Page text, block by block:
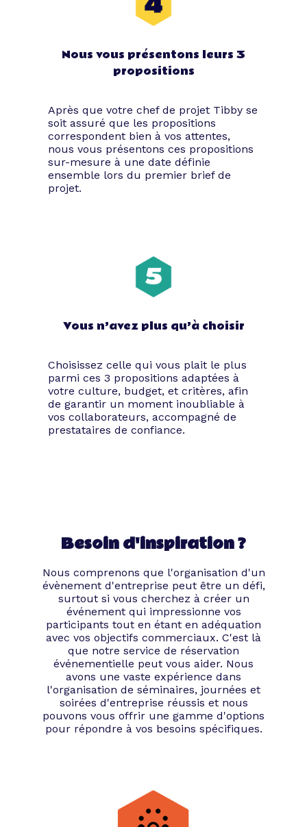
Nous vous présentons leurs 3
propositions
Après que votre chef de projet Tibby se
soit assuré que les propositions
correspondent bien à vos attentes,
nous vous présentons ces propositions
sur-mesure à une date définie
ensemble lors du premier brief de
projet.
Vous n’avez plus qu’à choisir
Choisissez celle qui vous plait le plus
parmi ces 3 propositions adaptées à
votre culture, budget, et critères, afin
de garantir un moment inoubliable à
vos collaborateurs, accompagné de
prestataires de confiance.
Besoin d'inspiration ?
Nous comprenons que l'organisation d'un
évènement d'entreprise peut être un défi,
surtout si vous cherchez à créer un
événement qui impressionne vos
participants tout en étant en adéquation
avec vos objectifs commerciaux. C'est là
que notre service de réservation
événementielle peut vous aider. Nous
avons une vaste expérience dans
l'organisation de séminaires, journées et
soirées d'entreprise réussis et nous
pouvons vous offrir une gamme d'options
pour répondre à vos besoins spécifiques.